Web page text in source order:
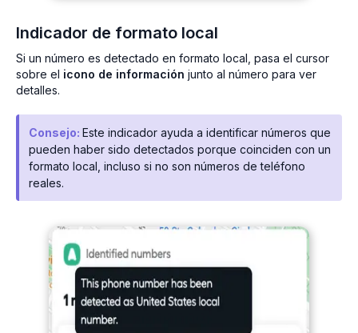
Indicador de formato local
Si un número es detectado en formato local, pasa el cursor
sobre el icono de información junto al número para ver
detalles.
Consejo: Este indicador ayuda a identificar números que
pueden haber sido detectados porque coinciden con un
formato local, incluso si no son números de teléfono
reales.